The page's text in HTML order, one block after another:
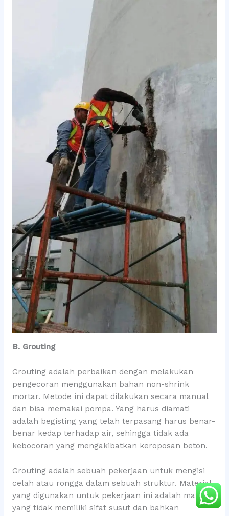
B. Grouting
Grouting adalah perbaikan dengan melakukan
pengecoran menggunakan bahan non-shrink
mortar. Metode ini dapat dilakukan secara manual
dan bisa memakai pompa. Yang harus diamati
adalah begisting yang telah terpasang harus benar-
benar kedap terhadap air, sehingga tidak ada
kebocoran yang mengakibatkan keroposan beton.
Grouting adalah sebuah pekerjaan untuk mengisi
celah atau rongga dalam sebuah struktur. Material
yang digunakan untuk pekerjaan ini adalah material
yang tidak memiliki sifat susut dan bahkan